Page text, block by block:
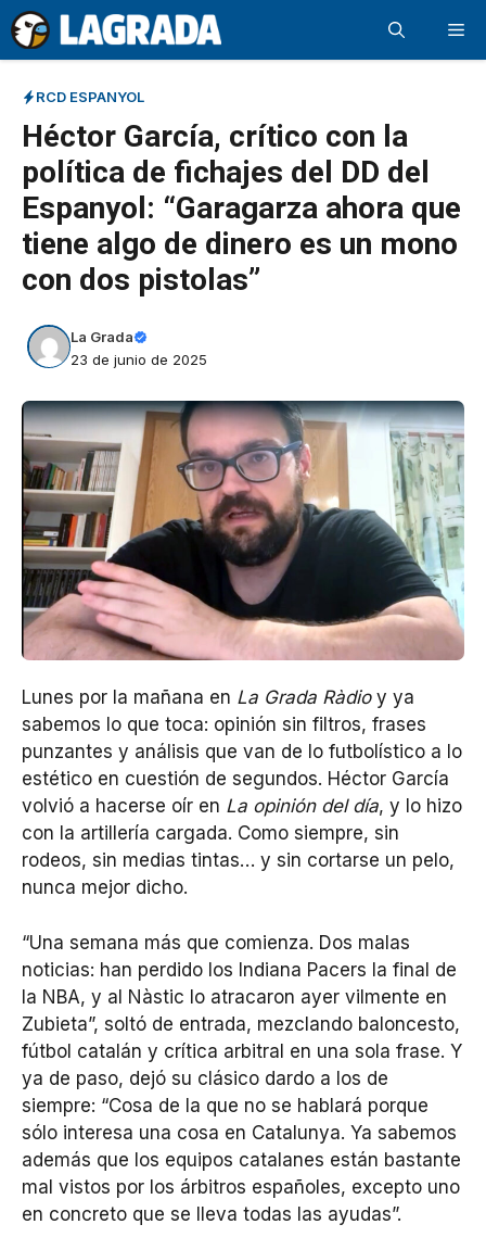
Saltar
al
contenido
RCD ESPANYOL
Héctor García, crítico con la
política de fichajes del DD del
Espanyol: “Garagarza ahora que
tiene algo de dinero es un mono
con dos pistolas”
La Grada
23 de junio de 2025
Lunes por la mañana en La Grada Ràdioy ya
sabemos lo que toca: opinión sin filtros, frases
punzantes y análisis que van de lo futbolístico a lo
estético en cuestión de segundos. Héctor García
volvió a hacerse oír en La opinión del día, y lo hizo
con la artillería cargada. Como siempre, sin
rodeos, sin medias tintas… y sin cortarse un pelo,
nunca mejor dicho.
“Una semana más que comienza. Dos malas
noticias: han perdido los Indiana Pacers la final de
la NBA, y al Nàstic lo atracaron ayer vilmente en
Zubieta”, soltó de entrada, mezclando baloncesto,
fútbol catalán y crítica arbitral en una sola frase. Y
ya de paso, dejó su clásico dardo a los de
siempre: “Cosa de la que no se hablará porque
sólo interesa una cosa en Catalunya. Ya sabemos
además que los equipos catalanes están bastante
mal vistos por los árbitros españoles, excepto uno
en concreto que se lleva todas las ayudas”.